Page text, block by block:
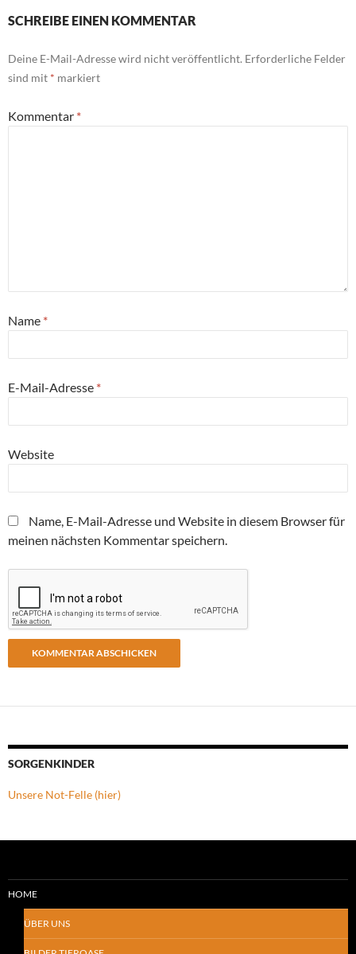
SCHREIBE EINEN KOMMENTAR
Deine E-Mail-Adresse wird nicht veröffentlicht. Erforderliche Felder
sind mit * markiert
Kommentar *
Name *
E-Mail-Adresse *
Website
Name, E-Mail-Adresse und Website in diesem Browser für
meinen nächsten Kommentar speichern.
SORGENKINDER
Unsere Not-Felle (hier)
HOME
ÜBER UNS